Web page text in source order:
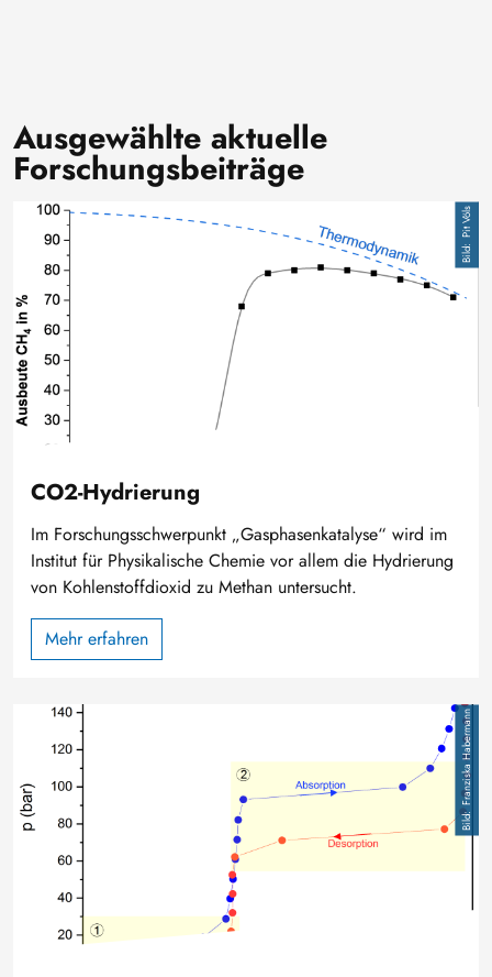
Ausgewählte aktuelle
Forschungsbeiträge
Bild Pit Völs
CO2-Hydrierung
Im Forschungsschwerpunkt „Gasphasenkatalyse“ wird im
Institut für Physikalische Chemie vor allem die Hydrierung
von Kohlenstoffdioxid zu Methan untersucht.
Mehr erfahren
Franziska Habermann